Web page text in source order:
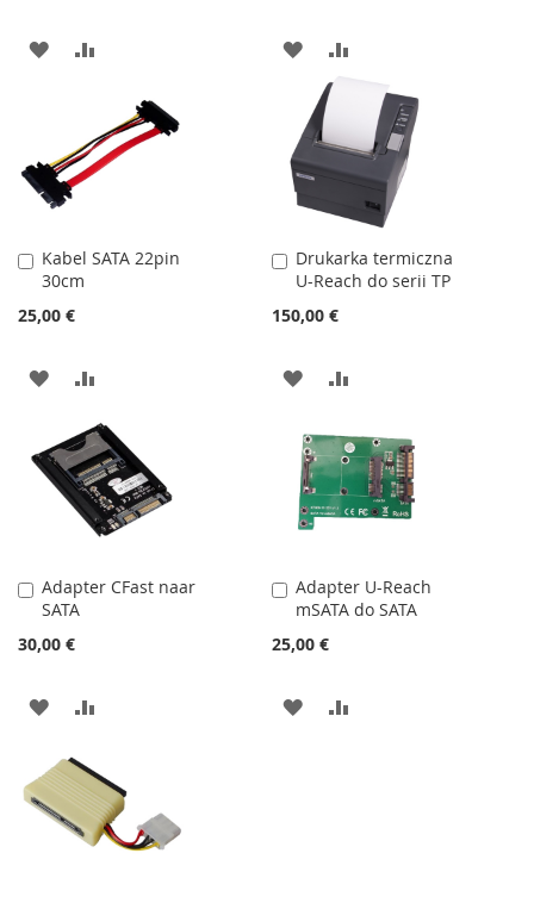
DODAJ
ŻYCZEŃ
DODAJ
DO
LISTY
ŻYCZEŃ
Kabel SATA 22pin
30cm
25,00 €
Dodaj
do
koszyka
DODAJ
LISTY
ŻYCZEŃ
Drukarka termiczna
U-Reach do serii TP
150,00 €
Dodaj
do
koszyka
DODAJ
LISTY
ŻYCZEŃ
Adapter CFast naar
SATA
30,00 €
Dodaj
do
koszyka
DODAJ
LISTY
ŻYCZEŃ
Adapter U-Reach
mSATA do SATA
25,00 €
Dodaj
do
koszyka
DODAJ